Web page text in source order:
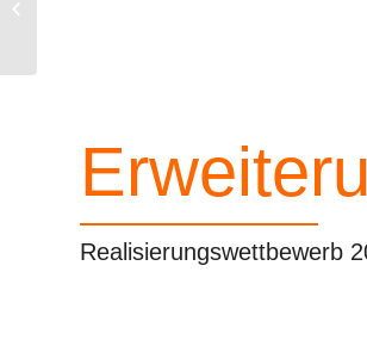
Realisierungswettbewerb